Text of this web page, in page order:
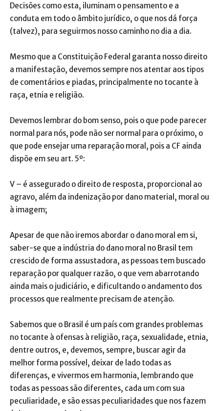
Decisões como esta, iluminam o pensamento e a
conduta em todo o âmbito jurídico, o que nos dá força
(talvez), para seguirmos nosso caminho no dia a dia.
Mesmo que a Constituição Federal garanta nosso direito
a manifestação, devemos sempre nos atentar aos tipos
de comentários e piadas, principalmente no tocante à
raça, etnia e religião.
Devemos lembrar do bom senso, pois o que pode parecer
normal para nós, pode não ser normal para o próximo, o
que pode ensejar uma reparação moral, pois a CF ainda
dispõe em seu art. 5º:
V – é assegurado o direito de resposta, proporcional ao
agravo, além da indenização por dano material, moral ou
à imagem;
Apesar de que não iremos abordar o dano moral em si,
saber-se que a indústria do dano moral no Brasil tem
crescido de forma assustadora, as pessoas tem buscado
reparação por qualquer razão, o que vem abarrotando
ainda mais o judiciário, e dificultando o andamento dos
processos que realmente precisam de atenção.
Sabemos que o Brasil é um país com grandes problemas
no tocante à ofensas à religião, raça, sexualidade, etnia,
dentre outros, e, devemos, sempre, buscar agir da
melhor forma possível, deixar de lado todas as
diferenças, e vivermos em harmonia, lembrando que
todas as pessoas são diferentes, cada um com sua
peculiaridade, e são essas peculiaridades que nos fazem